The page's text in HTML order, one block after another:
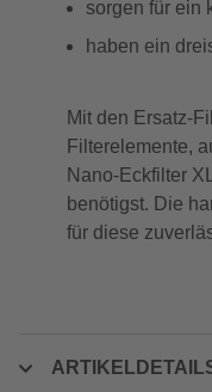
sorgen für ein
haben ein
Mit den Ersatz-
Filterelemente,
Nano-Eckfilter
benötigst. Die
für diese